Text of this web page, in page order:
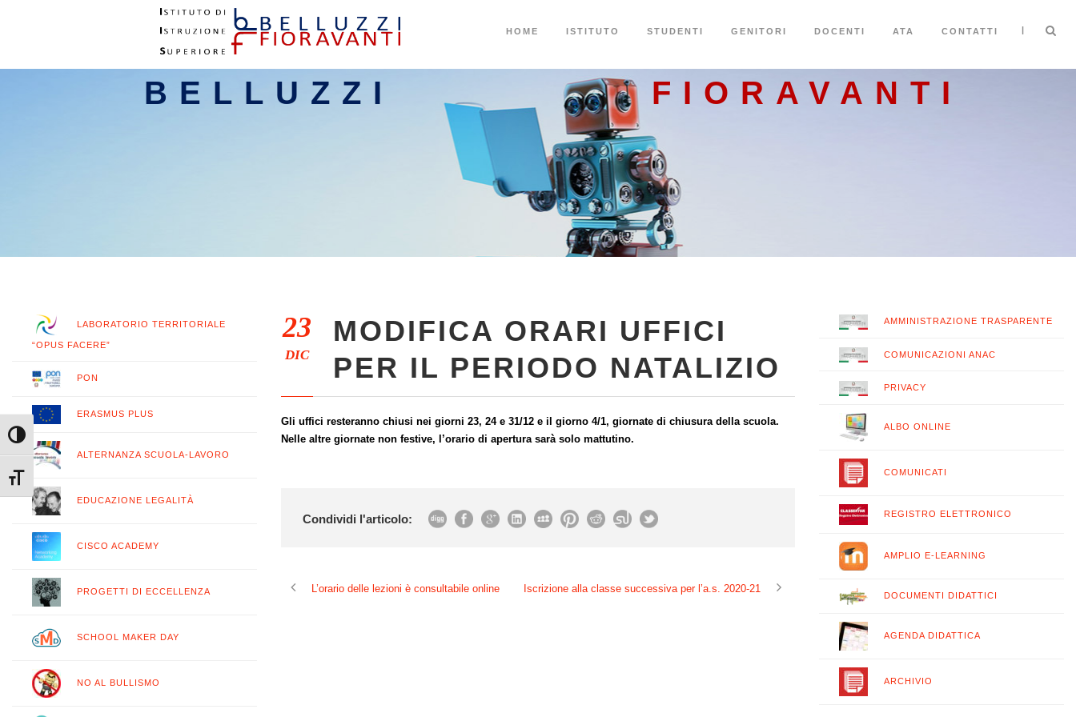
Attiva/disattiva alto contrasto
Attiva/disattiva dimensione testo
HOME ISTITUTO STUDENTI GENITORI DOCENTI ATA CONTATTI |
BELLUZZI FIORAVANTI
23
DIC
MODIFICA ORARI UFFICI
PER IL PERIODO NATALIZIO
Gli uffici resteranno chiusi nei giorni 23, 24 e 31/12 e il giorno 4/1, giornate di chiusura della scuola.
Nelle altre giornate non festive, l’orario di apertura sarà solo mattutino.
Condividi l'articolo:
L’orario delle lezioni è consultabile online Iscrizione alla classe successiva per l’a.s. 2020-21
LABORATORIO TERRITORIALE
“OPUS FACERE”
PON
ERASMUS PLUS
ALTERNANZA SCUOLA-LAVORO
EDUCAZIONE LEGALITÀ
CISCO ACADEMY
PROGETTI DI ECCELLENZA
SCHOOL MAKER DAY
NO AL BULLISMO
AMMINISTRAZIONE TRASPARENTE
COMUNICAZIONI ANAC
PRIVACY
ALBO ONLINE
COMUNICATI
REGISTRO ELETTRONICO
AMPLIO E-LEARNING
DOCUMENTI DIDATTICI
AGENDA DIDATTICA
ARCHIVIO